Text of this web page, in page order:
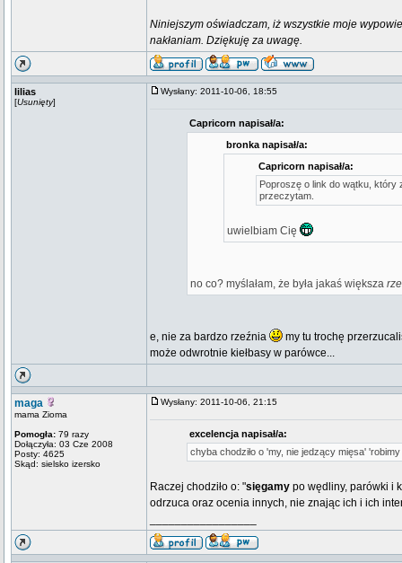
Niniejszym oświadczam, iż wszystkie moje
nakłaniam. Dziękuję za uwagę.
lilias
[Usunięty]
Wysłany: 2011-10-06, 18:55
Capricorn napisał/a:
bronka napisał/a:
Capricorn napisał/a:
Poproszę o link do wątku, który
przeczytam.
uwielbiam Cię
no co? myślałam, że była jakaś większa
e, nie za bardzo rzeźnia
my tu trochę
może odwrotnie kiełbasy w parówce...
maga
mama Zioma
Pomogła: 79 razy
Dołączyła: 03 Cze 2008
Posty: 4625
Skąd: sielsko izersko
Wysłany: 2011-10-06, 21:15
excelencja napisał/a:
chyba chodziło o 'my, nie jedzący mięsa' 'robimy
Raczej chodziło o: "sięgamy po wędliny, parówki i
odrzuca oraz ocenia innych, nie znając ich i ich